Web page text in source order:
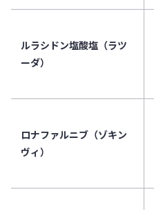
ルラシドン塩酸塩（ラツ
ーダ）
ロナファルニブ（ゾキン
ヴィ）